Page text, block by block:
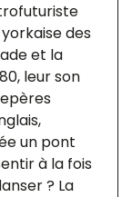
des
et la
leur son
un pont
à la fois
? La